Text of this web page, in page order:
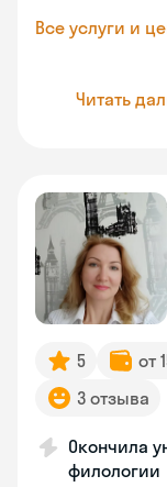
Все услуги и
Читать
5 от
3 отзыва
Окончила
филологии